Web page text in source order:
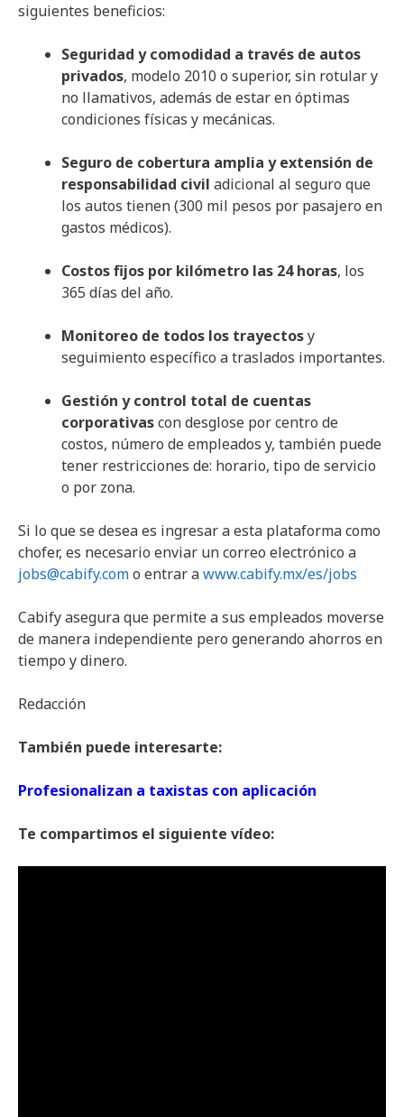
siguientes beneficios:
Seguridad y comodidad a través de autos
privados, modelo 2010 o superior, sin rotular y
no llamativos, además de estar en óptimas
condiciones físicas y mecánicas.
Seguro de cobertura amplia y extensión de
responsabilidad civil adicional al seguro que
los autos tienen (300 mil pesos por pasajero en
gastos médicos).
Costos fijos por kilómetro las 24 horas, los
365 días del año.
Monitoreo de todos los trayectosy
seguimiento específico a traslados importantes.
Gestión y control total de cuentas
corporativascon desglose por centro de
costos, número de empleados y, también puede
tener restricciones de: horario, tipo de servicio
o por zona.
Si lo que se desea es ingresar a esta plataforma como
chofer, es necesario enviar un correo electrónico a
jobs@cabify.como entrar awww.cabify.mx/es/jobs
Cabify asegura que permite a sus empleados moverse
de manera independiente pero generando ahorros en
tiempo y dinero.
Redacción
También puede interesarte:
Profesionalizan a taxistas con aplicación
Te compartimos el siguiente vídeo: